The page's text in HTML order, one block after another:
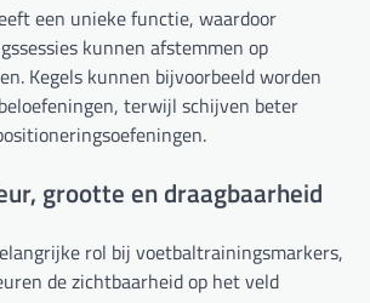
een unieke functie, waardoor
kunnen afstemmen op
Kegels kunnen bijvoorbeeld worden
terwijl schijven beter
grootte en draagbaarheid
rol bij voetbaltrainingsmarkers,
de zichtbaarheid op het veld